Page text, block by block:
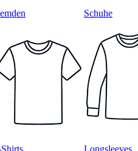
Schuhe
Longsleeves